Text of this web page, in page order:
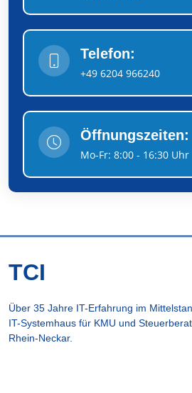
Telefon:
+49 6204 966240
Öffnungszeiten:
Mo-Fr: 8:00 - 16:30 Uhr
TCI
Über 35 Jahre IT-Erfahrung im
IT-Systemhaus für KMU und
Rhein-Neckar.